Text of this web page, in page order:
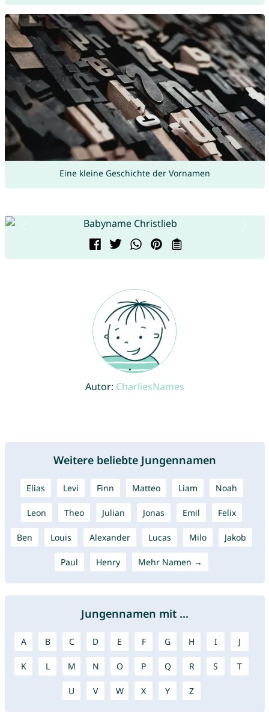
Eine kleine Geschichte der Vornamen
Autor: CharliesNames
Weitere beliebte Jungennamen
Elias Levi Finn Matteo Liam Noah
Leon Theo Julian Jonas Emil Felix
Ben Louis Alexander Lucas Milo Jakob
Paul Henry Mehr Namen →
Jungennamen mit ...
A B C D E F G H I J
K L M N O P Q R S T
U V W X Y Z